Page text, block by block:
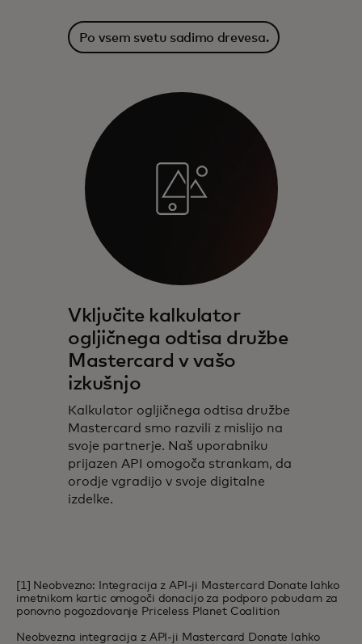
Po vsem svetu sadimo drevesa.
Vključite kalkulator
ogljičnega odtisa družbe
Mastercard v vašo
izkušnjo
Kalkulator ogljičnega odtisa družbe
Mastercard smo razvili z mislijo na
svoje partnerje. Naš uporabniku
prijazen API omogoča strankam, da
orodje vgradijo v svoje digitalne
izdelke.
[1] Neobvezno: Integracija z API-ji Mastercard Donate lahko
imetnikom kartic omogoči donacijo za podporo pobudam za
ponovno pogozdovanje Priceless Planet Coalition
Neobvezna integracija z API-ji Mastercard Donate lahko